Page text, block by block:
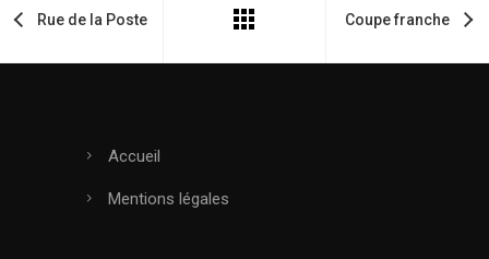
Rue de la Poste Coupe franche
Accueil
Mentions légales